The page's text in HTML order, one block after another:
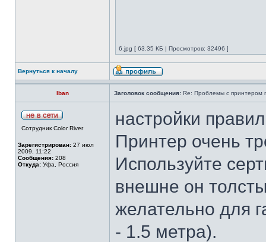
6.jpg [ 63.35 КБ | Просмотров: 32496 ]
Вернуться к началу
Iban Заголовок сообщения: Re: Проблемы с принтером
Сотрудник Color River
Зарегистрирован: 27 июл
2009, 11:22
Сообщения: 208
Откуда: Уфа, Россия
настройки
Принтер очень
Используйте
внешне он
желательно для
- 1.5 метра).